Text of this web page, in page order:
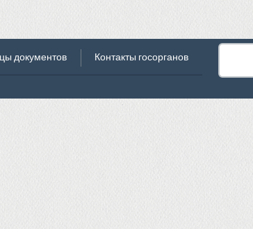
документов Контакты госорганов